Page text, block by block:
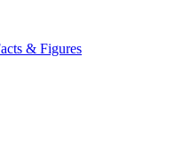
Visita il catalogo B. Braun
& Figures